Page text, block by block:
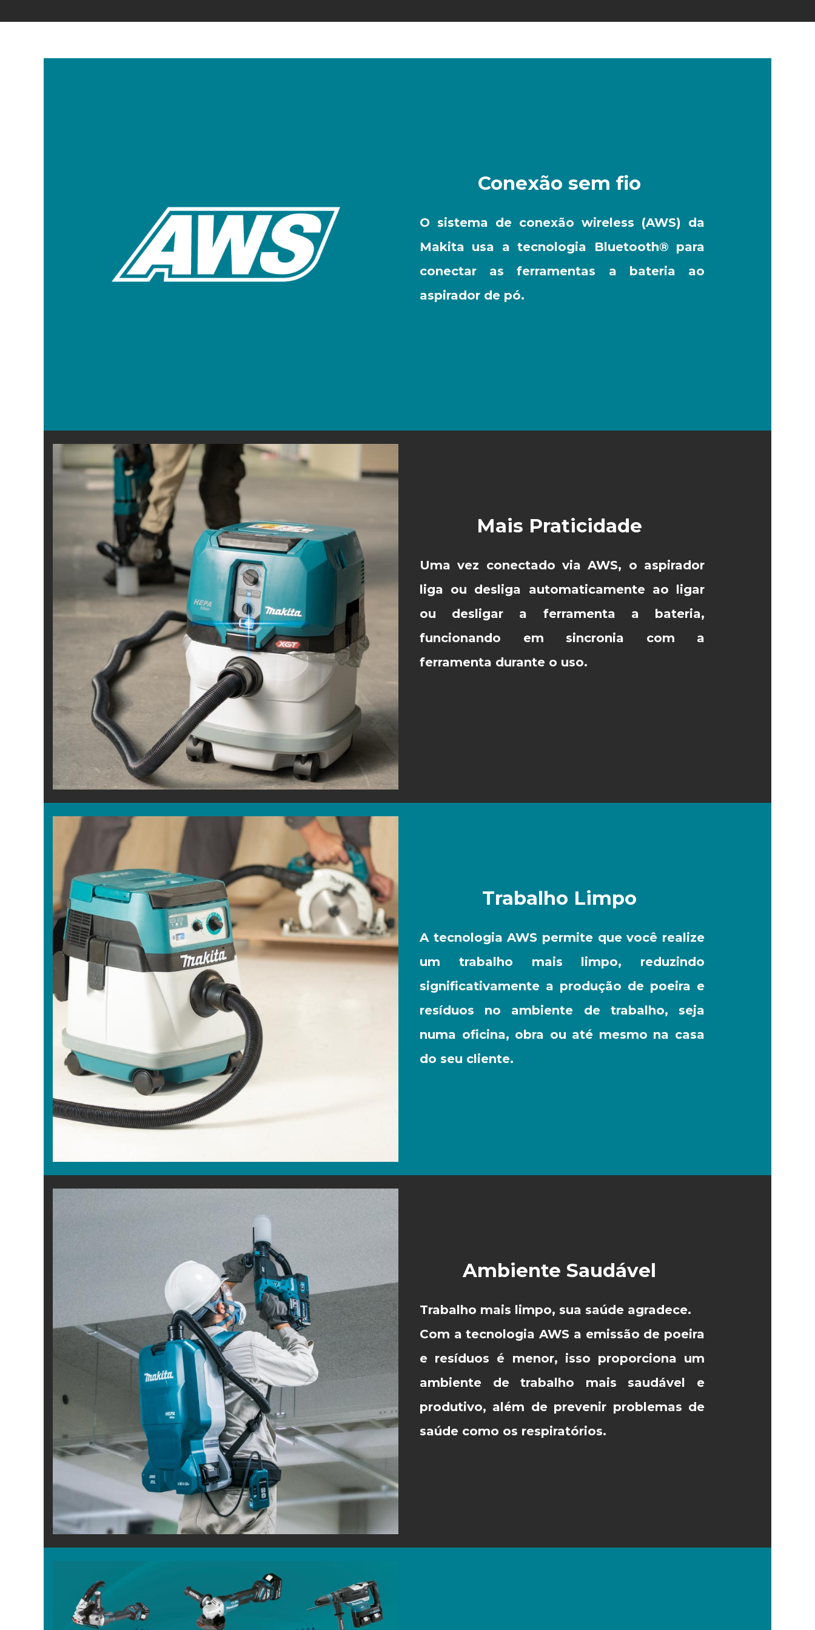
Conexão sem fio
O sistema de conexão wireless (AWS) da
Makita usa a tecnologia Bluetooth® para
conectar as ferramentas a bateria ao
aspirador de pó.
Mais Praticidade
Uma vez conectado via AWS, o aspirador
liga ou desliga automaticamente ao ligar
ou desligar a ferramenta a bateria,
funcionando em sincronia com a
ferramenta durante o uso.
Trabalho Limpo
A tecnologia AWS permite que você realize
um trabalho mais limpo, reduzindo
significativamente a produção de poeira e
resíduos no ambiente de trabalho, seja
numa oficina, obra ou até mesmo na casa
do seu cliente.
Ambiente Saudável
Trabalho mais limpo, sua saúde agradece.
Com a tecnologia AWS a emissão de poeira
e resíduos é menor, isso proporciona um
ambiente de trabalho mais saudável e
produtivo, além de prevenir problemas de
saúde como os respiratórios.